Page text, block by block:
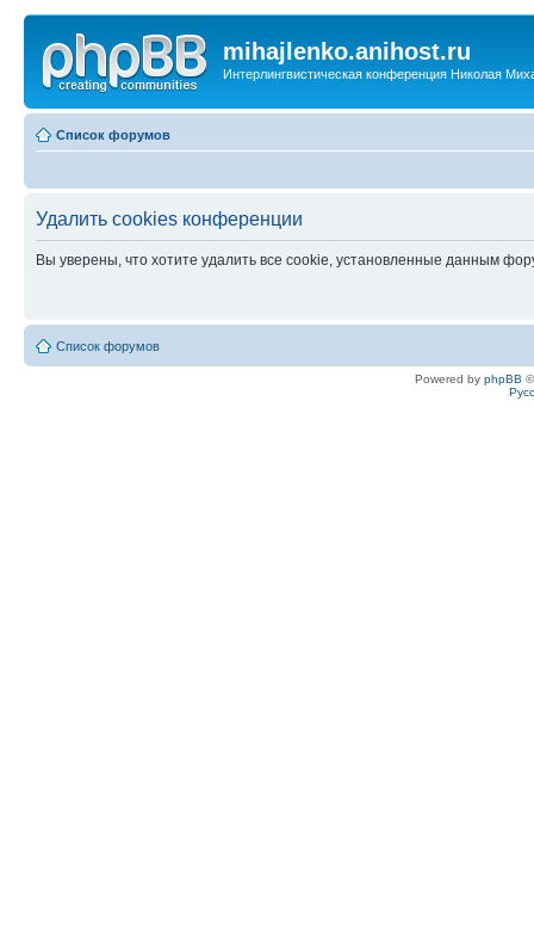
mihajlenko.anihost.ru
Интерлингвистическая конференция Николая
Список форумов
Удалить cookies конференции
Вы уверены, что хотите удалить все cookie, установленные данным
Список форумов
Powered by phpBB